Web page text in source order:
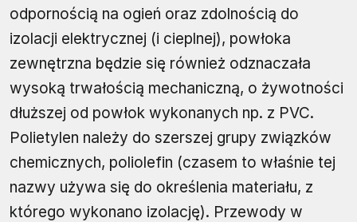
odpornością na ogień oraz zdolnością do
izolacji elektrycznej (i cieplnej), powłoka
zewnętrzna będzie się również odznaczała
wysoką trwałością mechaniczną, o żywotności
dłuższej od powłok wykonanych np. z PVC.
Polietylen należy do szerszej grupy związków
chemicznych, poliolefin (czasem to właśnie tej
nazwy używa się do określenia materiału, z
którego wykonano izolację). Przewody w